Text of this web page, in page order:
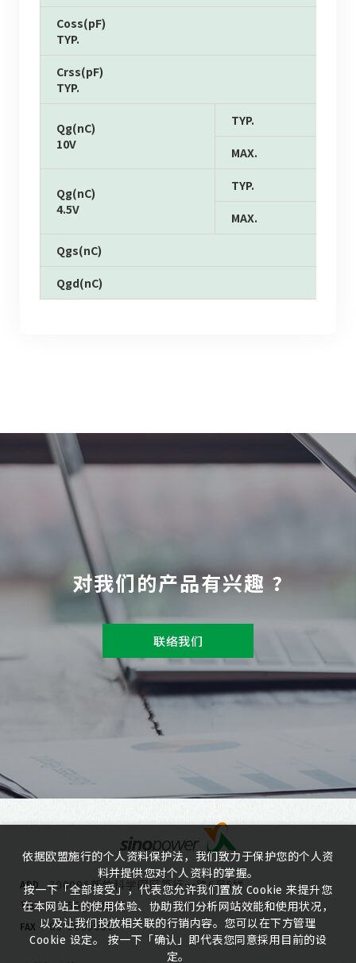
Coss(pF)
TYP.
Crss(pF)
TYP.
Qg(nC)
10V
TYP.
MAX.
Qg(nC)
4.5V
TYP.
MAX.
Qgs(nC)
Qgd(nC)
对我们的产品有兴趣 ?
联络我们
ADD 300096新竹科学园区笃行一路6号5楼
TEL 03-5635818
FAX 03-5635080
依据欧盟施行的个人资料保护法，我们致力于保护您的个人资
料并提供您对个人资料的掌握。
按一下「全部接受」，代表您允许我们置放 Cookie 来提升您
在本网站上的使用体验、协助我们分析网站效能和使用状况，
以及让我们投放相关联的行销内容。您可以在下方管理
Cookie 设定。 按一下「确认」即代表您同意採用目前的设
定。